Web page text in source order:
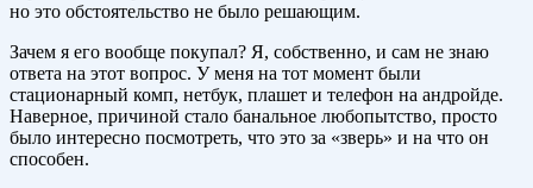
но это обстоятельство не было решающим.
Зачем я его вообще покупал? Я, собственно, и сам не знаю
ответа на этот вопрос. У меня на тот момент были
стационарный комп, нетбук, плашет и телефон на андройде.
Наверное, причиной стало банальное любопытство, просто
было интересно посмотреть, что это за «зверь» и на что он
способен.